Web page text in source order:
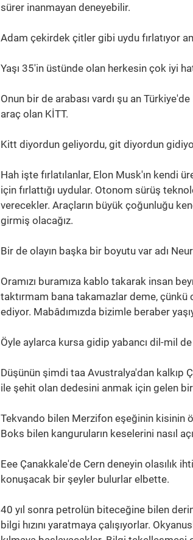
sürer inanmayan deneyebilir.
Adam çekirdek çitler gibi uydu fırlatıyor
Yaşı 35'in üstünde olan herkesin çok iyi
Onun bir de arabası vardı şu an
araç olan KİTT.
Kitt diyordun geliyordu, git diyordun
Hah işte fırlatılanlar, Elon Musk'ın kendi
için fırlattığı uydular. Otonom sürüş
verecekler. Araçların büyük çoğunluğu
girmiş olacağız.
Bir de olayın başka bir boyutu var adı
Oramızı buramıza kablo takarak insan
taktırmam bana takamazlar deme, çünkü
ediyor. Mabâdımızda bizimle beraber
Öyle aylarca kursa gidip yabancı dil-mil
Düşünün şimdi taa Avustralya'dan kalkıp
ile şehit olan dedesini anmak için gelen
Tekvando bilen Merzifon eşeğinin kisinin
Boks bilen kanguruların keselerini nasıl
Eee Çanakkale'de Cern deneyin olasılık
konuşacak bir şeyler bulurlar elbette.
40 yıl sonra petrolün biteceğine bilen
bilgi hızını yaratmaya çalışıyorlar.